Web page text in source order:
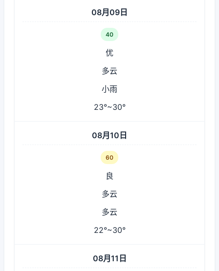
08月09日
40
优
多云
小雨
23°~30°
08月10日
60
良
多云
多云
22°~30°
08月11日